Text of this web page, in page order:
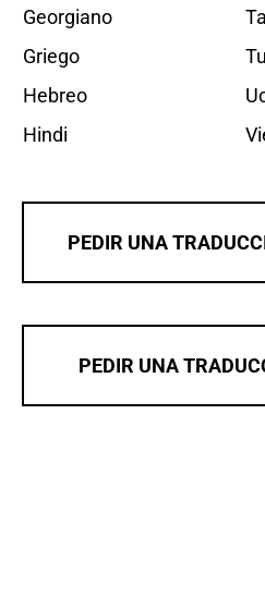
Georgiano
Griego
Hebreo
Hindi
PEDIR UNA
PEDIR UNA